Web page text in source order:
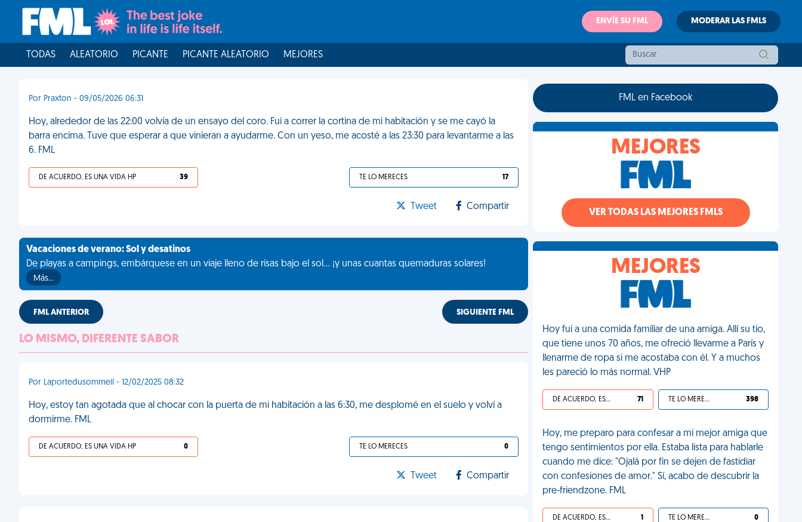
ENVÍE SU FML MODERAR LAS FMLS
TODAS ALEATORIO PICANTE PICANTE ALEATORIO MEJORES
Por Praxton - 09/05/2026 06:31
Hoy, alrededor de las 22:00 volvía de un ensayo del coro. Fui a correr la cortina de mi habitación y se me cayó la
barra encima. Tuve que esperar a que vinieran a ayudarme. Con un yeso, me acosté a las 23:30 para levantarme a las
6. FML
DE ACUERDO, ES UNA VIDA HP 39 TE LO MERECES 17
Tweet Compartir
Vacaciones de verano: Sol y desatinos
De playas a campings, embárquese en un viaje lleno de risas bajo el sol... ¡y unas cuantas quemaduras solares!
Más…
FML ANTERIOR SIGUIENTE FML
LO MISMO, DIFERENTE SABOR
Por Laportedusommeil - 12/02/2025 08:32
Hoy, estoy tan agotada que al chocar con la puerta de mi habitación a las 6:30, me desplomé en el suelo y volví a
dormirme. FML
DE ACUERDO, ES UNA VIDA HP 0 TE LO MERECES 0
Tweet Compartir
FML en Facebook
MEJORES
VER TODAS LAS MEJORES FMLS
MEJORES
Hoy fui a una comida familiar de una amiga. Allí su tío,
que tiene unos 70 años, me ofreció llevarme a París y
llenarme de ropa si me acostaba con él. Y a muchos
les pareció lo más normal. VHP
DE ACUERDO, ES UNA VIDA HP 71 TE LO MERECES 398
Hoy, me preparo para confesar a mi mejor amiga que
tengo sentimientos por ella. Estaba lista para hablarle
cuando me dice: "Ojalá por fin se dejen de fastidiar
con confesiones de amor." Sí, acabo de descubrir la
pre-friendzone. FML
DE ACUERDO, ES UNA VIDA HP 1 TE LO MERECES 0